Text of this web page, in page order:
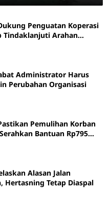
Penguatan Koperasi
Tindaklanjuti Arahan
Administrator Harus
Perubahan Organisasi
Pemulihan Korban
Bantuan Rp795
Alasan Jalan
Hertasning Tetap Diaspal